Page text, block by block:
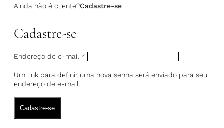
Ainda não é cliente?Cadastre-se
Cadastre-se
Endereço de e-mail *
Um link para definir uma nova senha será enviado para seu
endereço de e-mail.
Cadastre-se